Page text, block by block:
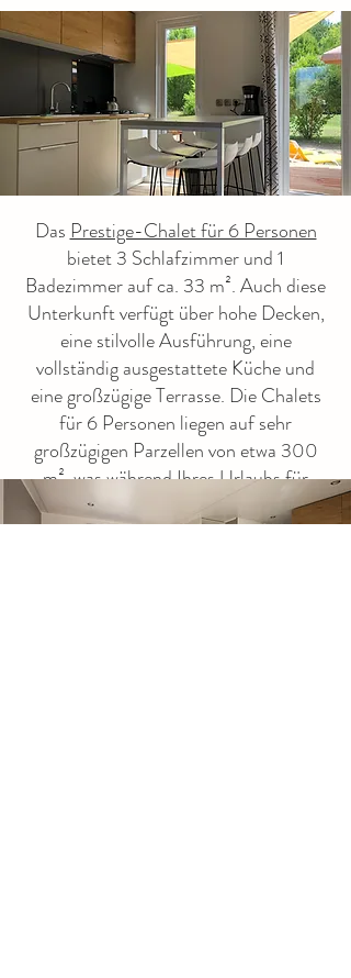
Das Prestige-Chalet für 6 Personen
bietet 3 Schlafzimmer und 1
Badezimmer auf ca. 33 m². Auch diese
Unterkunft verfügt über hohe Decken,
eine stilvolle Ausführung, eine
vollständig ausgestattete Küche und
eine großzügige Terrasse. Die Chalets
für 6 Personen liegen auf sehr
großzügigen Parzellen von etwa 300
m², was während Ihres Urlaubs für
zusätzliche Ruhe und Platz sorgt.